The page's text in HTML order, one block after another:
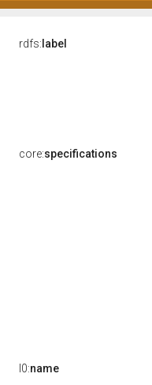
rdfs: label
core:specifications
l0:name